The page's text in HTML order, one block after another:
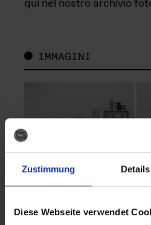
Zustimmung Details
Diese Webseite verwendet
qui nel nostro archivio
IMMAGINI